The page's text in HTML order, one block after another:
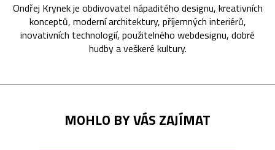
Ondřej Krynek je obdivovatel nápaditého designu, kreativních
konceptů, moderní architektury, příjemných interiérů,
inovativních technologií, použitelného webdesignu, dobré
hudby a veškeré kultury.
MOHLO BY VÁS ZAJÍMAT